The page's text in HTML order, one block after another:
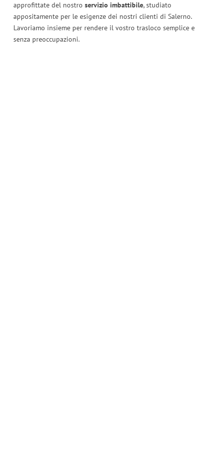
approfittate del nostro servizio imbattibile, studiato
appositamente per le esigenze dei nostri clienti di Salerno.
Lavoriamo insieme per rendere il vostro trasloco semplice e
senza preoccupazioni.